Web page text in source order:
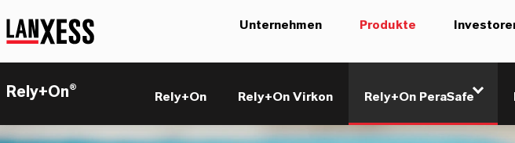
Unternehmen Produkte
Rely+On® Rely+On Rely+On Virkon Rely+On PeraSafe